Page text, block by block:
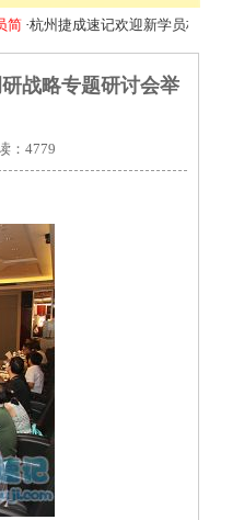
·杭州捷成速记欢迎新学员杨微、张玲玲
战略专题研讨会举
：4779